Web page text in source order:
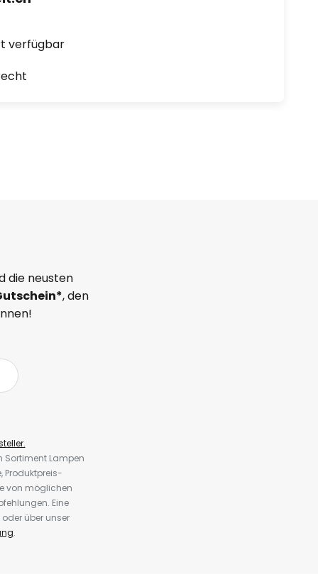
verfügbar
die neusten
, den
Sortiment Lampen
Produktpreis-
von möglichen
Eine
über unser
.